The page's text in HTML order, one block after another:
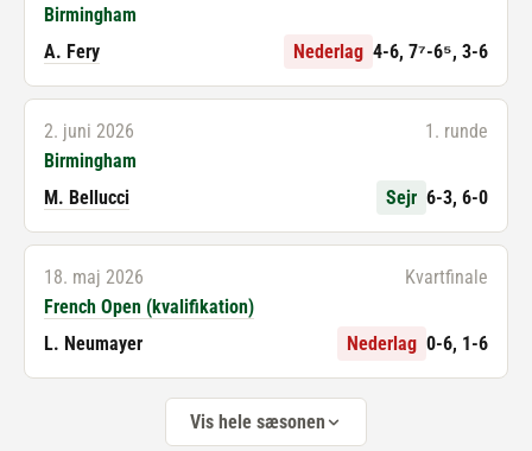
Birmingham
A. Fery
Nederlag 4-6, 7⁷-6⁵, 3-6
2. juni 2026
1. runde
Birmingham
M. Bellucci
Sejr 6-3, 6-0
18. maj 2026
Kvartfinale
French Open (kvalifikation)
L. Neumayer
Nederlag 0-6, 1-6
Vis hele sæsonen